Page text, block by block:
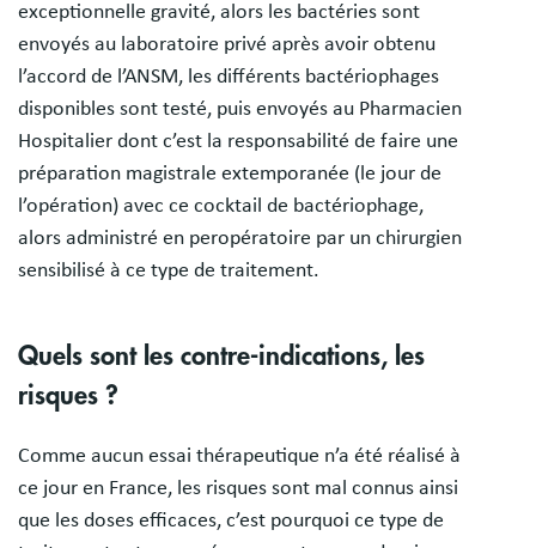
exceptionnelle gravité, alors les bactéries sont
envoyés au laboratoire privé après avoir obtenu
l’accord de l’ANSM, les différents bactériophages
disponibles sont testé, puis envoyés au Pharmacien
Hospitalier dont c’est la responsabilité de faire une
préparation magistrale extemporanée (le jour de
l’opération) avec ce cocktail de bactériophage,
alors administré en peropératoire par un chirurgien
sensibilisé à ce type de traitement.
Quels sont les contre-indications, les
risques ?
Comme aucun essai thérapeutique n’a été réalisé à
ce jour en France, les risques sont mal connus ainsi
que les doses efficaces, c’est pourquoi ce type de